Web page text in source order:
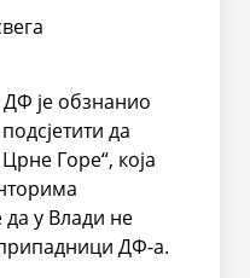
је обзнанио
да
Горе“, која
да у Влади не
ДФ-а.